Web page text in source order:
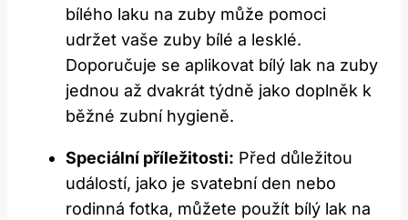
bílého laku ⁤na zuby může pomoci
udržet vaše zuby bílé a⁣ lesklé.
Doporučuje se aplikovat bílý lak na zuby
jednou až dvakrát⁢ týdně jako ‌doplněk k
běžné zubní hygieně.
Speciální příležitosti: Před důležitou
událostí, jako je svatební den ⁤nebo
rodinná fotka, můžete‌ použít bílý lak na